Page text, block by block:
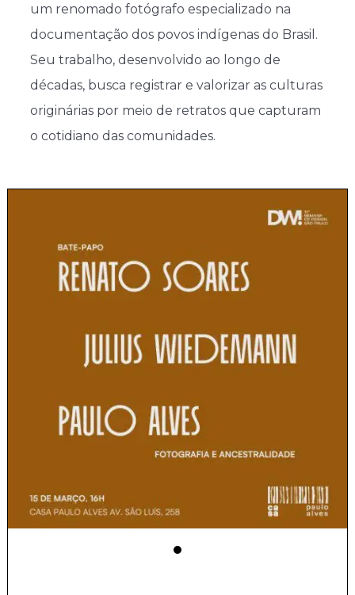
um renomado fotógrafo especializado na
documentação dos povos indígenas do Brasil.
Seu trabalho, desenvolvido ao longo de
décadas, busca registrar e valorizar as culturas
originárias por meio de retratos que capturam
o cotidiano das comunidades.